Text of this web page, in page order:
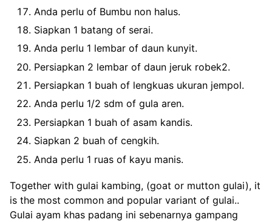
Anda perlu of Bumbu non halus.
Siapkan 1 batang of serai.
Anda perlu 1 lembar of daun kunyit.
Persiapkan 2 lembar of daun jeruk robek2.
Persiapkan 1 buah of lengkuas ukuran jempol.
Anda perlu 1/2 sdm of gula aren.
Persiapkan 1 buah of asam kandis.
Siapkan 2 buah of cengkih.
Anda perlu 1 ruas of kayu manis.
Together with gulai kambing, (goat or mutton gulai), it
is the most common and popular variant of gulai..
Gulai ayam khas padang ini sebenarnya gampang